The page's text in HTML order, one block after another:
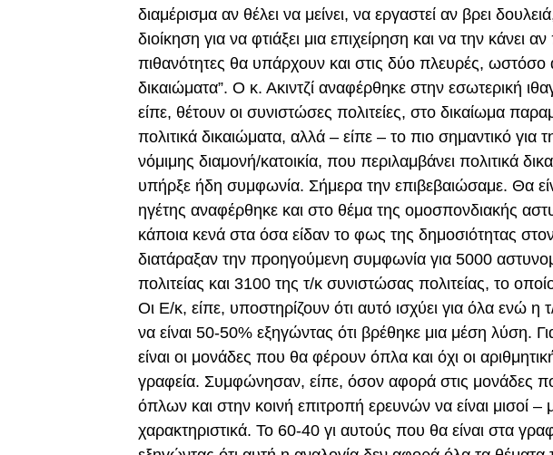
διαμέρισμα αν θέλει να μείνει, να εργαστεί αν βρει
διοίκηση για να φτιάξει μια επιχείρηση και να την κάνει
πιθανότητες θα υπάρχουν και στις δύο πλευρές, ωστόσο
δικαιώματα”. Ο κ. Ακιντζί αναφέρθηκε στην εσωτερική
είπε, θέτουν οι συνιστώσες πολιτείες, στο δικαίωμα
πολιτικά δικαιώματα, αλλά – είπε – το πιο σημαντικό για
νόμιμης διαμονή/κατοικία, που περιλαμβάνει πολιτικά
υπήρξε ήδη συμφωνία. Σήμερα την επιβεβαιώσαμε. Θα
ηγέτης αναφέρθηκε και στο θέμα της ομοσπονδιακής
κάποια κενά στα όσα είδαν το φως της δημοσιότητας
διατάραξαν την προηγούμενη συμφωνία για 5000
πολιτείας και 3100 της τ/κ συνιστώσας πολιτείας, το
Οι Ε/κ, είπε, υποστηρίζουν ότι αυτό ισχύει για όλα ενώ η
να είναι 50-50% εξηγώντας ότι βρέθηκε μια μέση λύση.
είναι οι μονάδες που θα φέρουν όπλα και όχι οι
γραφεία. Συμφώνησαν, είπε, όσον αφορά στις μονάδες
όπλων και στην κοινή επιτροπή ερευνών να είναι μισοί
χαρακτηριστικά. Το 60-40 γι αυτούς που θα είναι στα